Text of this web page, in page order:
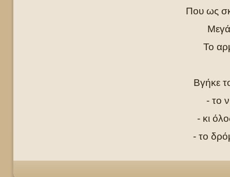
Που ως
Το
Βγήκε
- το
- κι
- το